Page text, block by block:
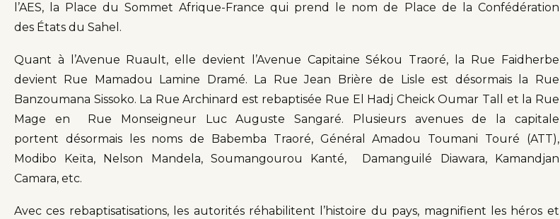
l’AES, la Place du Sommet Afrique-France qui prend le nom de Place de la Confédération
des États du Sahel.
Quant à l’Avenue Ruault, elle devient l’Avenue Capitaine Sékou Traoré, la Rue Faidherbe
devient Rue Mamadou Lamine Dramé. La Rue Jean Brière de Lisle est désormais la Rue
Banzoumana Sissoko. La Rue Archinard est rebaptisée Rue El Hadj Cheick Oumar Tall et la Rue
Mage en Rue Monseigneur Luc Auguste Sangaré. Plusieurs avenues de la capitale
portent désormais les noms de Babemba Traoré, Général Amadou Toumani Touré (ATT),
Modibo Keïta, Nelson Mandela, Soumangourou Kanté, Damanguilé Diawara, Kamandjan
Camara, etc.
Avec ces rebaptisatisations, les autorités réhabilitent l’histoire du pays, magnifient les héros et